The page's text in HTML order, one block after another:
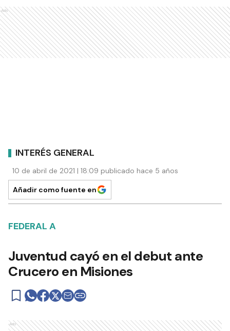
Ads
INTERÉS GENERAL
10 de abril de 2021 | 18:09 publicado hace 5 años
Añadir como fuente en
FEDERAL A
Juventud cayó en el debut ante
Crucero en Misiones
Ads